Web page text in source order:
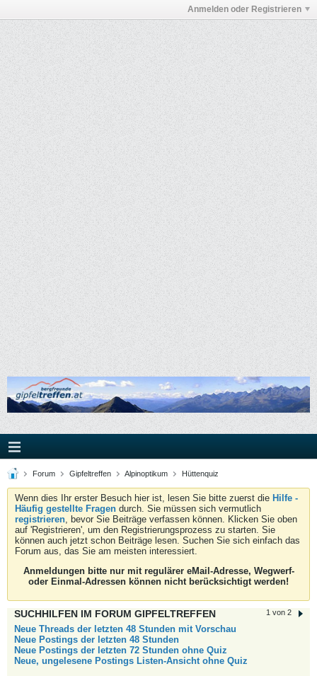
Anmelden oder Registrieren
Forum Gipfeltreffen Alpinoptikum Hüttenquiz
Wenn dies Ihr erster Besuch hier ist, lesen Sie bitte zuerst die Hilfe -
Häufig gestellte Fragen durch. Sie müssen sich vermutlich
registrieren, bevor Sie Beiträge verfassen können. Klicken Sie oben
auf 'Registrieren', um den Registrierungsprozess zu starten. Sie
können auch jetzt schon Beiträge lesen. Suchen Sie sich einfach das
Forum aus, das Sie am meisten interessiert.
Anmeldungen bitte nur mit regulärer eMail-Adresse, Wegwerf-
oder Einmal-Adressen können nicht berücksichtigt werden!
1 von 2
SUCHHILFEN IM FORUM GIPFELTREFFEN
Neue Threads der letzten 48 Stunden mit Vorschau
Neue Postings der letzten 48 Stunden
Neue Postings der letzten 72 Stunden ohne Quiz
Neue, ungelesene Postings Listen-Ansicht ohne Quiz